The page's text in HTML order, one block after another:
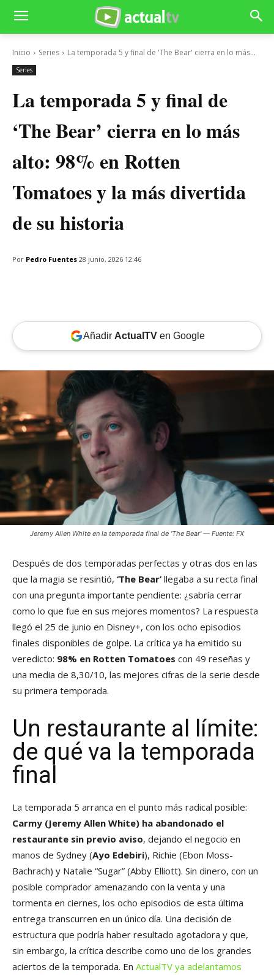
Inicio Series La temporada 5 y final de 'The Bear' cierra en lo más...
Series
La temporada 5 y final de
‘The Bear’ cierra en lo más
alto: 98% en Rotten
Tomatoes y la más divertida
de su historia
Por Pedro Fuentes 28 junio, 2026 12:46
Añadir ActualTVen Google
Jeremy Allen White en la temporada final de 'The Bear' — Fuente: FX
Después de dos temporadas perfectas y otras dos en las
que la magia se resintió, ‘The Bear’ llegaba a su recta final
con una pregunta importante pendiente: ¿sabría cerrar
como lo que fue en sus mejores momentos? La respuesta
llegó el 25 de junio en Disney+, con los ocho episodios
finales disponibles de golpe. La crítica ya ha emitido su
veredicto: 98% en Rotten Tomatoes con 49 reseñas y
una media de 8,30/10, las mejores cifras de la serie desde
su primera temporada.
Un restaurante al límite:
de qué va la temporada
final
La temporada 5 arranca en el punto más radical posible:
Carmy (Jeremy Allen White) ha abandonado el
restaurante sin previo aviso, dejando el negocio en
manos de Sydney (Ayo Edebiri), Richie (Ebon Moss-
Bachrach) y Natalie “Sugar” (Abby Elliott). Sin dinero, con un
posible comprador amenazando con la venta y una
tormenta en ciernes, los ocho episodios de esta última
entrega transcurren en un único día. Una decisión de
estructura que podría haber resultado agotadora y que,
sin embargo, la crítica describe como uno de los grandes
aciertos de la temporada. En ActualTV ya adelantamos